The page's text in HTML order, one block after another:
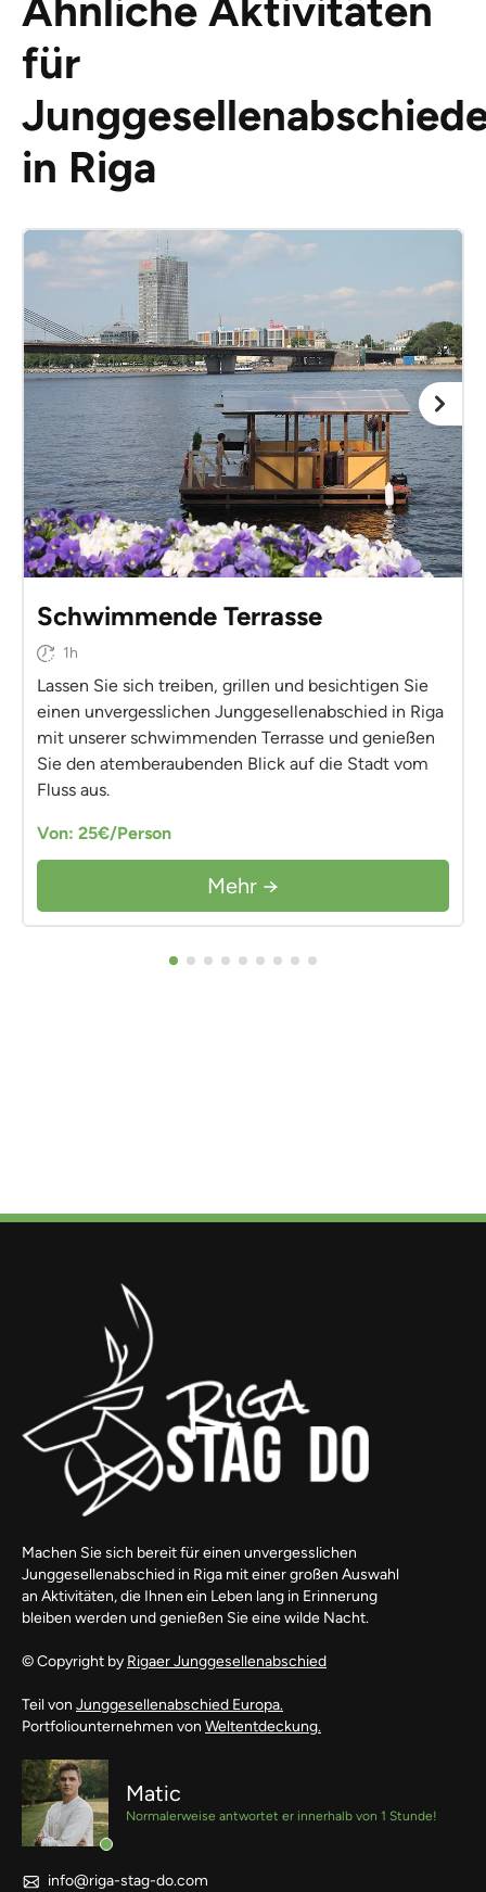
Ähnliche Aktivitäten
für
in Riga
Schwimmende Terrasse
1h
Lassen Sie sich treiben, grillen und besichtigen Sie
einen unvergesslichen Junggesellenabschied in Riga
mit unserer schwimmenden Terrasse und genießen
Sie den atemberaubenden Blick auf die Stadt vom
Fluss aus.
Von: 25€/Person
Mehr →
Machen Sie sich bereit für einen unvergesslichen
Junggesellenabschied in Riga mit einer großen Auswahl
an Aktivitäten, die Ihnen ein Leben lang in Erinnerung
bleiben werden und genießen Sie eine wilde Nacht.
© Copyright by Rigaer Junggesellenabschied
Teil von Junggesellenabschied Europa.
Portfoliounternehmen von Weltentdeckung.
Matic
Normalerweise antwortet er innerhalb von 1 Stunde!
info@riga-stag-do.com